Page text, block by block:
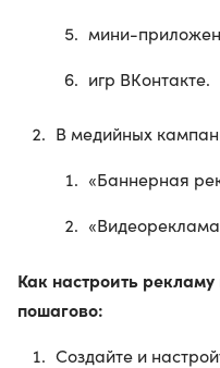
мини-
игр ВКонтакте.
В медийных
«Баннерная
Как настроить
пошагово:
Создайте и